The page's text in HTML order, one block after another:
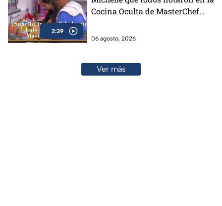
2:39
Cocina Oculta de MasterChef
06 agosto, 2026
Ver más